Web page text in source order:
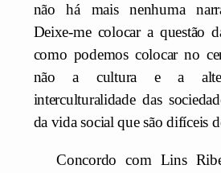
não há mais nenhuma
Deixe-me colocar a questão
como podemos colocar no
não a cultura e a
interculturalidade das
da vida social que são difíceis
Concordo com Lins